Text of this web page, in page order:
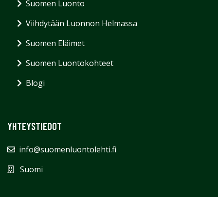
Suomen Luonto
Viihdytään Luonnon Helmassa
Suomen Eläimet
Suomen Luontokohteet
Blogi
YHTEYSTIEDOT
info@suomenluontolehti.fi
Suomi